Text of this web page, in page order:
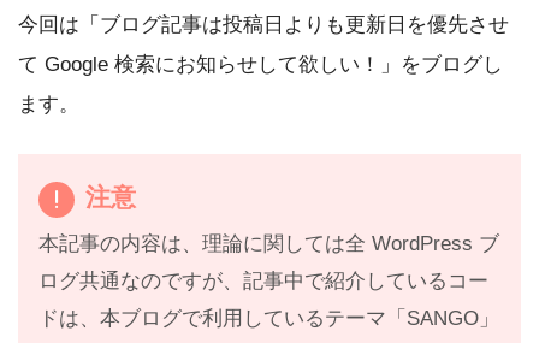
今回は「ブログ記事は投稿日よりも更新日を優先させ
て Google 検索にお知らせして欲しい！」をブログし
ます。
注意
本記事の内容は、理論に関しては全 WordPress ブ
ログ共通なのですが、記事中で紹介しているコー
ドは、本ブログで利用しているテーマ「SANGO」